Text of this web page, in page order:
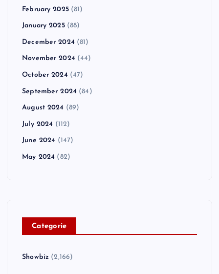
February 2025(81)
January 2025(88)
December 2024 (81)
November 2024 (44)
October 2024 (47)
September 2024 (84)
August 2024 (89)
July 2024 (112)
June 2024 (147)
May 2024 (82)
Categorie
Showbiz (2,166)